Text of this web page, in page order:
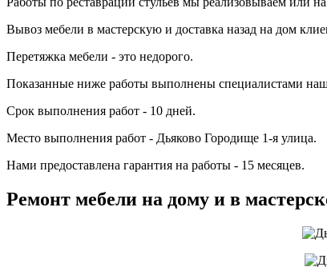
Вывоз мебели в мастерскую и доставка назад на дом
Перетяжка мебели - это недорого.
Показанные ниже работы выполнены специалистами
Срок выполнения работ - 10 дней.
Место выполнения работ - Дьяково Городище 1-я улица.
Нами предоставлена гарантия на работы - 15 месяцев.
Ремонт мебели на дому и в